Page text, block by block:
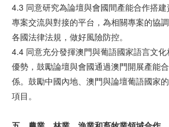
4.3 同意研究為論壇與會國間產能合作搭建
專案交流與對接的平台，為相關專案的協
各國法律法規，做好風險防控。
4.4 同意充分發揮澳門與葡語國家語言文
優勢，鼓勵論壇與會國通過澳門開展產能
係。鼓勵中國內地、澳門與論壇葡語國家
項目。